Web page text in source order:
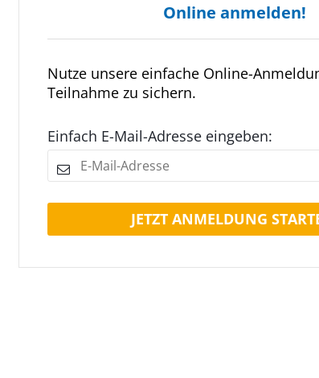
Online anmelden!
Nutze unsere einfache Online-
Teilnahme zu sichern.
Einfach E-Mail-Adresse eingeben:
JETZT ANMELDUNG